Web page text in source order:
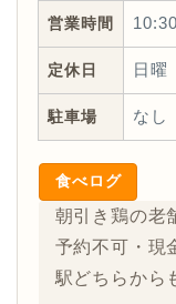
営業時間
定休日 日曜
駐車場 なし
食べログ
朝引き鶏の老
予約不可・現
駅どちらから